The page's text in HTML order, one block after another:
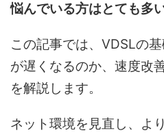
悩んでいる方はとても多い
この記事では、VDSLの
が遅くなるのか、速度改
を解説します。
ネット環境を見直し、よ